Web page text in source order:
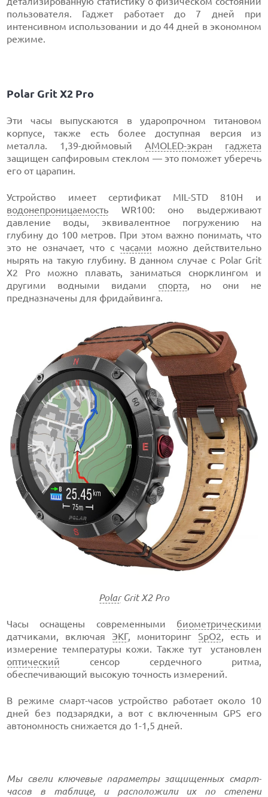
пользователя. Гаджет работает до 7 дней при
интенсивном использовании и до 44 дней в экономном
режиме.
Polar Grit X2 Pro
Эти часы выпускаются в ударопрочном титановом
корпусе, также есть более доступная версия из
металла. 1,39-дюймовый AMOLED-экран
гаджета
защищен сапфировым стеклом — это поможет уберечь
его от царапин.
Устройство имеет сертификат MIL-STD 810H и
водонепроницаемость WR100: оно выдерживают
давление воды, эквивалентное погружению на
глубину до 100 метров. При этом важно понимать, что
это не означает, что с часами можно действительно
нырять на такую глубину. В данном случае с Polar Grit
X2 Pro можно плавать, заниматься снорклингом и
другими водными видами спорта, но они не
предназначены для фридайвинга.
PolarGrit X2 Pro
Часы оснащены современными биометрическими
датчиками, включаяЭКГ, мониторинг SpO2, есть и
измерение температуры кожи. Также тут установлен
оптический сенсор сердечного ритма,
обеспечивающий высокую точность измерений.
В режиме смарт-часов устройство работает около 10
дней без подзарядки, а вот с включенным GPS его
автономность снижается до 1-1,5 дней.
Мы свели ключевые параметры защищенных смарт-
часов в таблице, и расположили их по степени